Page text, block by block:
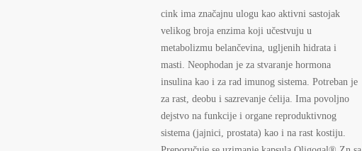
cink ima značajnu ulogu kao aktivni sastojak
velikog broja enzima koji učestvuju u
metabolizmu belančevina, ugljenih hidrata i
masti. Neophodan je za stvaranje hormona
insulina kao i za rad imunog sistema. Potreban je
za rast, deobu i sazrevanje ćelija. Ima povoljno
dejstvo na funkcije i organe reproduktivnog
sistema (jajnici, prostata) kao i na rast kostiju.